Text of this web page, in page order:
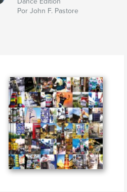
Por John F. Pastore